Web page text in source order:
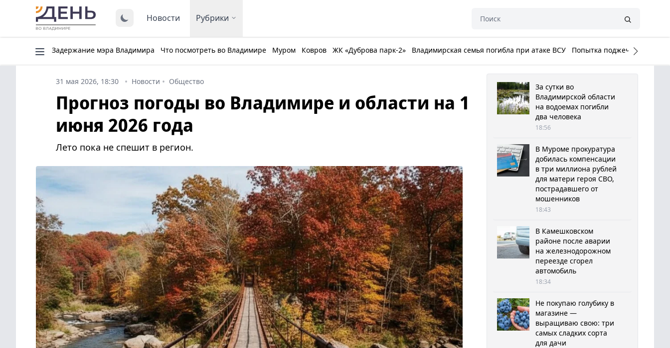
Новости Рубрики
Задержание мэра Владимира Что посмотреть во Владимире Муром Ковров ЖК «Дуброва парк-2» Владимирская семья погибла при атаке ВСУ Попытка поджечь Белый
31 мая 2026, 18:30 Новости Общество
Прогноз погоды во Владимире и области на 1
июня 2026 года
Лето пока не спешит в регион.
За сутки во
Владимирской области
на водоемах погибли
два человека
18:56
В Муроме прокуратура
добилась компенсации
в три миллиона рублей
для матери героя СВО,
пострадавшего от
мошенников
18:43
В Камешковском
районе после аварии
на железнодорожном
переезде сгорел
автомобиль
18:34
Не покупаю голубику в
магазине —
выращиваю свою: три
самых сладких сорта
для дачи